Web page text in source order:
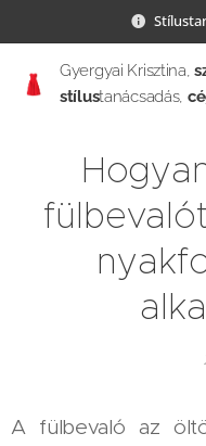
Gyergyai Krisztina,
stílustanácsadás,
A fülbevaló az